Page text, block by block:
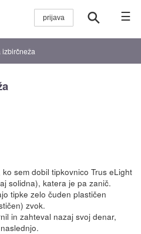
☰
sem dobil tipkovnico Trus eLight
solidna), katera je pa zanič.
tipke zelo čuden plastičen
zvok.
in zahteval nazaj svoj denar,